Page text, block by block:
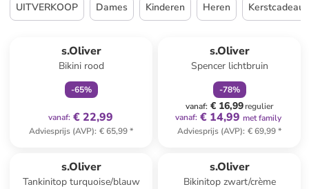
UITVERKOOP Dames Kinderen Heren Kerstcadeaus
s.Oliver
Bikini rood
-65%
vanaf: € 22,99
Adviesprijs (AVP): € 65,99*
s.Oliver
Spencer lichtbruin
-78%
vanaf: € 16,99regulier
vanaf: € 14,99 met family
Adviesprijs (AVP): € 69,99*
s.Oliver
Tankinitop turquoise/blauw
s.Oliver
Bikinitop zwart/crème